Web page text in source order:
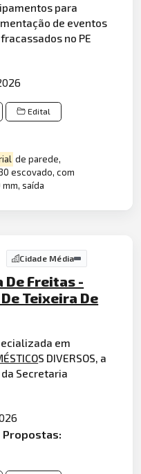
para
de eventos
no PE
Edital
de parede,
escovado, com
saída
Cidade Média
De Freitas -
Teixeira De
em
S DIVERSOS, a
Secretaria
Propostas: